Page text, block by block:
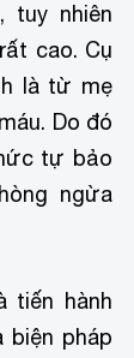
tuy nhiên
cao. Cụ
là từ mẹ
Do đó
tự bảo
ngừa
tiến hành
biện pháp